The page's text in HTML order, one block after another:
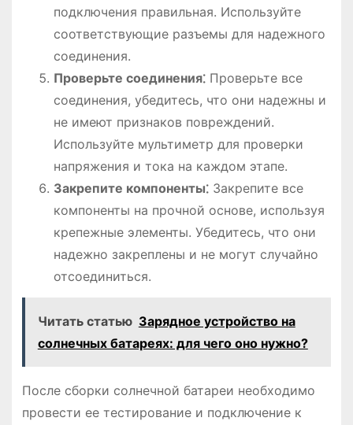
подключения правильная. Используйте
соответствующие разъемы для надежного
соединения.
Проверьте соединения⁚Проверьте все
соединения, убедитесь, что они надежны и
не имеют признаков повреждений.
Используйте мультиметр для проверки
напряжения и тока на каждом этапе.
Закрепите компоненты⁚Закрепите все
компоненты на прочной основе, используя
крепежные элементы. Убедитесь, что они
надежно закреплены и не могут случайно
отсоединиться.
Читать статью Зарядное устройство на
солнечных батареях: для чего оно нужно?
После сборки солнечной батареи необходимо
провести ее тестирование и подключение к